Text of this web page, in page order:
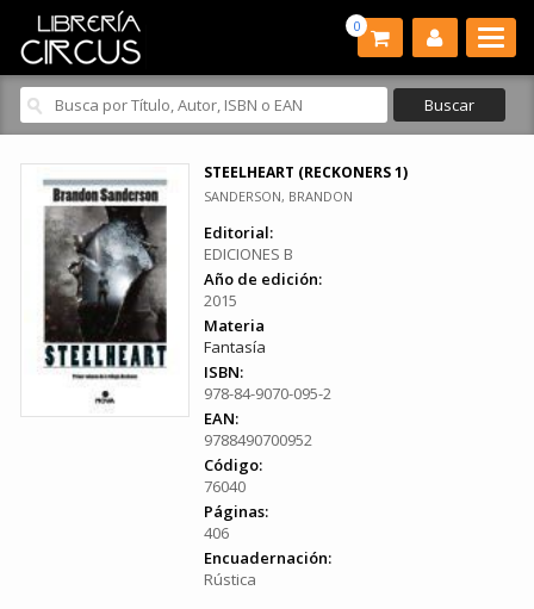
0
STEELHEART (RECKONERS 1)
SANDERSON, BRANDON
Editorial:
EDICIONES B
Año de edición:
2015
Materia
Fantasía
ISBN:
978-84-9070-095-2
EAN:
9788490700952
Código:
76040
Páginas:
406
Encuadernación:
Rústica